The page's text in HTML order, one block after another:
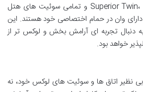
اتاق های Superior Twin، Deluxe King و تمامی سوئیت های هتل
دارای وان در حمام اختصاصی خود هستند. این
به دنبال تجربه ای آرامش بخش و لوکس تر از
خواهد بود.
بی نظیر اتاق ها و سوئیت های لوکس خود، نه